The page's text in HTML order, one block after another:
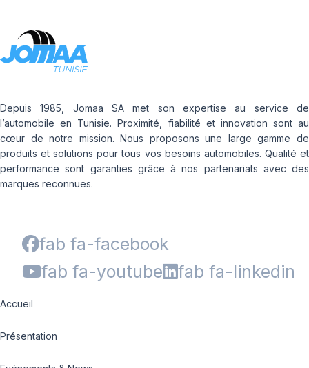
Depuis 1985, Jomaa SA met son expertise au service de
l’automobile en Tunisie. Proximité, fiabilité et innovation sont au
cœur de notre mission. Nous proposons une large gamme de
produits et solutions pour tous vos besoins automobiles. Qualité et
performance sont garanties grâce à nos partenariats avec des
marques reconnues.
fab fa-facebook
fab fa-youtube
fab fa-linkedin
Accueil
Présentation